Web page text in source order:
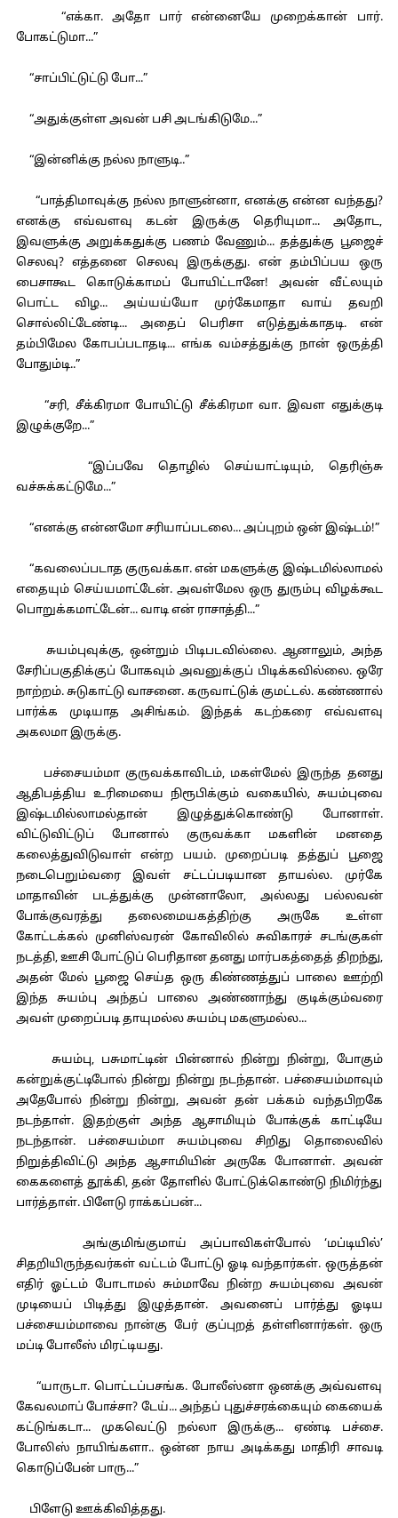
“எக்கா. அதோ பார் என்னையே முறைக்கான் பார்.
போகட்டுமா...”
“சாப்பிட்டுட்டு போ...”
“அதுக்குள்ள அவன் பசி அடங்கிடுமே...”
“இன்னிக்கு நல்ல நாளுடி..”
“பாத்திமாவுக்கு நல்ல நாளுன்னா, எனக்கு என்ன வந்தது?
எனக்கு எவ்வளவு கடன் இருக்கு தெரியுமா... அதோட,
இவளுக்கு அறுக்கதுக்கு பணம் வேணும்... தத்துக்கு பூஜைச்
செலவு? எத்தனை செலவு இருக்குது. என் தம்பிப்பய ஒரு
பைசாகூட கொடுக்காமப் போயிட்டானே! அவன் வீட்லயும்
பொட்ட விழ... அய்யய்யோ முர்கேமாதா வாய் தவறி
சொல்லிட்டேண்டி... அதைப் பெரிசா எடுத்துக்காதடி. என்
தம்பிமேல கோபப்படாதடி... எங்க வம்சத்துக்கு நான் ஒருத்தி
போதும்டி..”
“சரி, சீக்கிரமா போயிட்டு சீக்கிரமா வா. இவள எதுக்குடி
இழுக்குறே...”
“இப்பவே தொழில் செய்யாட்டியும், தெரிஞ்சு
வச்சுக்கட்டுமே...”
“எனக்கு என்னமோ சரியாப்படலை... அப்புறம் ஒன் இஷ்டம்!”
“கவலைப்படாத குருவக்கா. என் மகளுக்கு இஷ்டமில்லாமல்
எதையும் செய்யமாட்டேன். அவள்மேல ஒரு துரும்பு விழக்கூட
பொறுக்கமாட்டேன்... வாடி என் ராசாத்தி...”
சுயம்புவுக்கு, ஒன்றும் பிடிபடவில்லை. ஆனாலும், அந்த
சேரிப்பகுதிக்குப் போகவும் அவனுக்குப் பிடிக்கவில்லை. ஒரே
நாற்றம். சுடுகாட்டு வாசனை. கருவாட்டுக் குமட்டல். கண்ணால்
பார்க்க முடியாத அசிங்கம். இந்தக் கடற்கரை எவ்வளவு
அகலமா இருக்கு.
பச்சையம்மா குருவக்காவிடம், மகள்மேல் இருந்த தனது
ஆதிபத்திய உரிமையை நிரூபிக்கும் வகையில், சுயம்புவை
இஷ்டமில்லாமல்தான் இழுத்துக்கொண்டு போனாள்.
விட்டுவிட்டுப் போனால் குருவக்கா மகளின் மனதை
கலைத்துவிடுவாள் என்ற பயம். முறைப்படி தத்துப் பூஜை
நடைபெறும்வரை இவள் சட்டப்படியான தாயல்ல. முர்கே
மாதாவின் படத்துக்கு முன்னாலோ, அல்லது பல்லவன்
போக்குவரத்து தலைமையகத்திற்கு அருகே உள்ள
கோட்டக்கல் முனிஸ்வரன் கோவிலில் சுவிகாரச் சடங்குகள்
நடத்தி, ஊசி போட்டுப் பெரிதான தனது மார்பகத்தைத் திறந்து,
அதன் மேல் பூஜை செய்த ஒரு கிண்ணத்துப் பாலை ஊற்றி
இந்த சுயம்பு அந்தப் பாலை அண்ணாந்து குடிக்கும்வரை
அவள் முறைப்படி தாயுமல்ல சுயம்பு மகளுமல்ல...
சுயம்பு, பசுமாட்டின் பின்னால் நின்று நின்று, போகும்
கன்றுக்குட்டிபோல் நின்று நின்று நடந்தான். பச்சையம்மாவும்
அதேபோல் நின்று நின்று, அவன் தன் பக்கம் வந்தபிறகே
நடந்தாள். இதற்குள் அந்த ஆசாமியும் போக்குக் காட்டியே
நடந்தான். பச்சையம்மா சுயம்புவை சிறிது தொலைவில்
நிறுத்திவிட்டு அந்த ஆசாமியின் அருகே போனாள். அவன்
கைகளைத் தூக்கி, தன் தோளில் போட்டுக்கொண்டு நிமிர்ந்து
பார்த்தாள். பிளேடு ராக்கப்பன்...
அங்குமிங்குமாய் அப்பாவிகள்போல் ‘மப்டியில்’
சிதறியிருந்தவர்கள் வட்டம் போட்டு ஓடி வந்தார்கள். ஒருத்தன்
எதிர் ஓட்டம் போடாமல் சும்மாவே நின்ற சுயம்புவை அவன்
முடியைப் பிடித்து இழுத்தான். அவனைப் பார்த்து ஓடிய
பச்சையம்மாவை நான்கு பேர் குப்புறத் தள்ளினார்கள். ஒரு
மப்டி போலீஸ் மிரட்டியது.
“யாருடா. பொட்டப்பசங்க. போலீஸ்னா ஒனக்கு அவ்வளவு
கேவலமாப் போச்சா? டேய்... அந்தப் புதுச்சரக்கையும் கையைக்
கட்டுங்கடா... முகவெட்டு நல்லா இருக்கு... ஏண்டி பச்சை.
போலிஸ் நாயிங்களா.. ஒன்ன நாய அடிக்கது மாதிரி சாவடி
கொடுப்பேன் பாரு...”
பிளேடு ஊக்கிவித்தது.